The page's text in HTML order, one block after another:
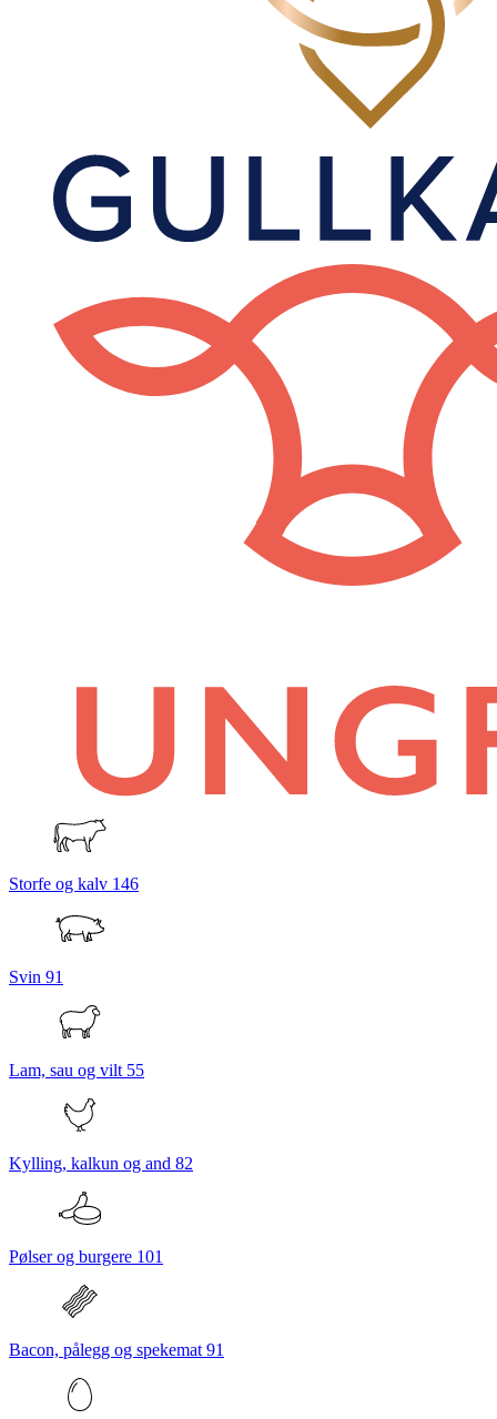
Storfe og kalv 146
Svin 91
Lam, sau og vilt 55
Kylling, kalkun og and 82
Pølser og burgere 101
Bacon, pålegg og spekemat 91